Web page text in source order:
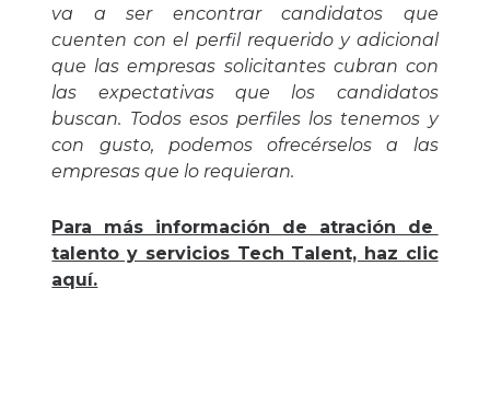
va a ser encontrar candidatos que
cuenten con el perfil requerido y adicional
que las empresas solicitantes cubran con
las expectativas que los candidatos
buscan. Todos esos perfiles los tenemos y
con gusto, podemos ofrecérselos a las
empresas que lo requieran.
Para más información de atración de
talento y servicios Tech Talent, haz clic
aquí.